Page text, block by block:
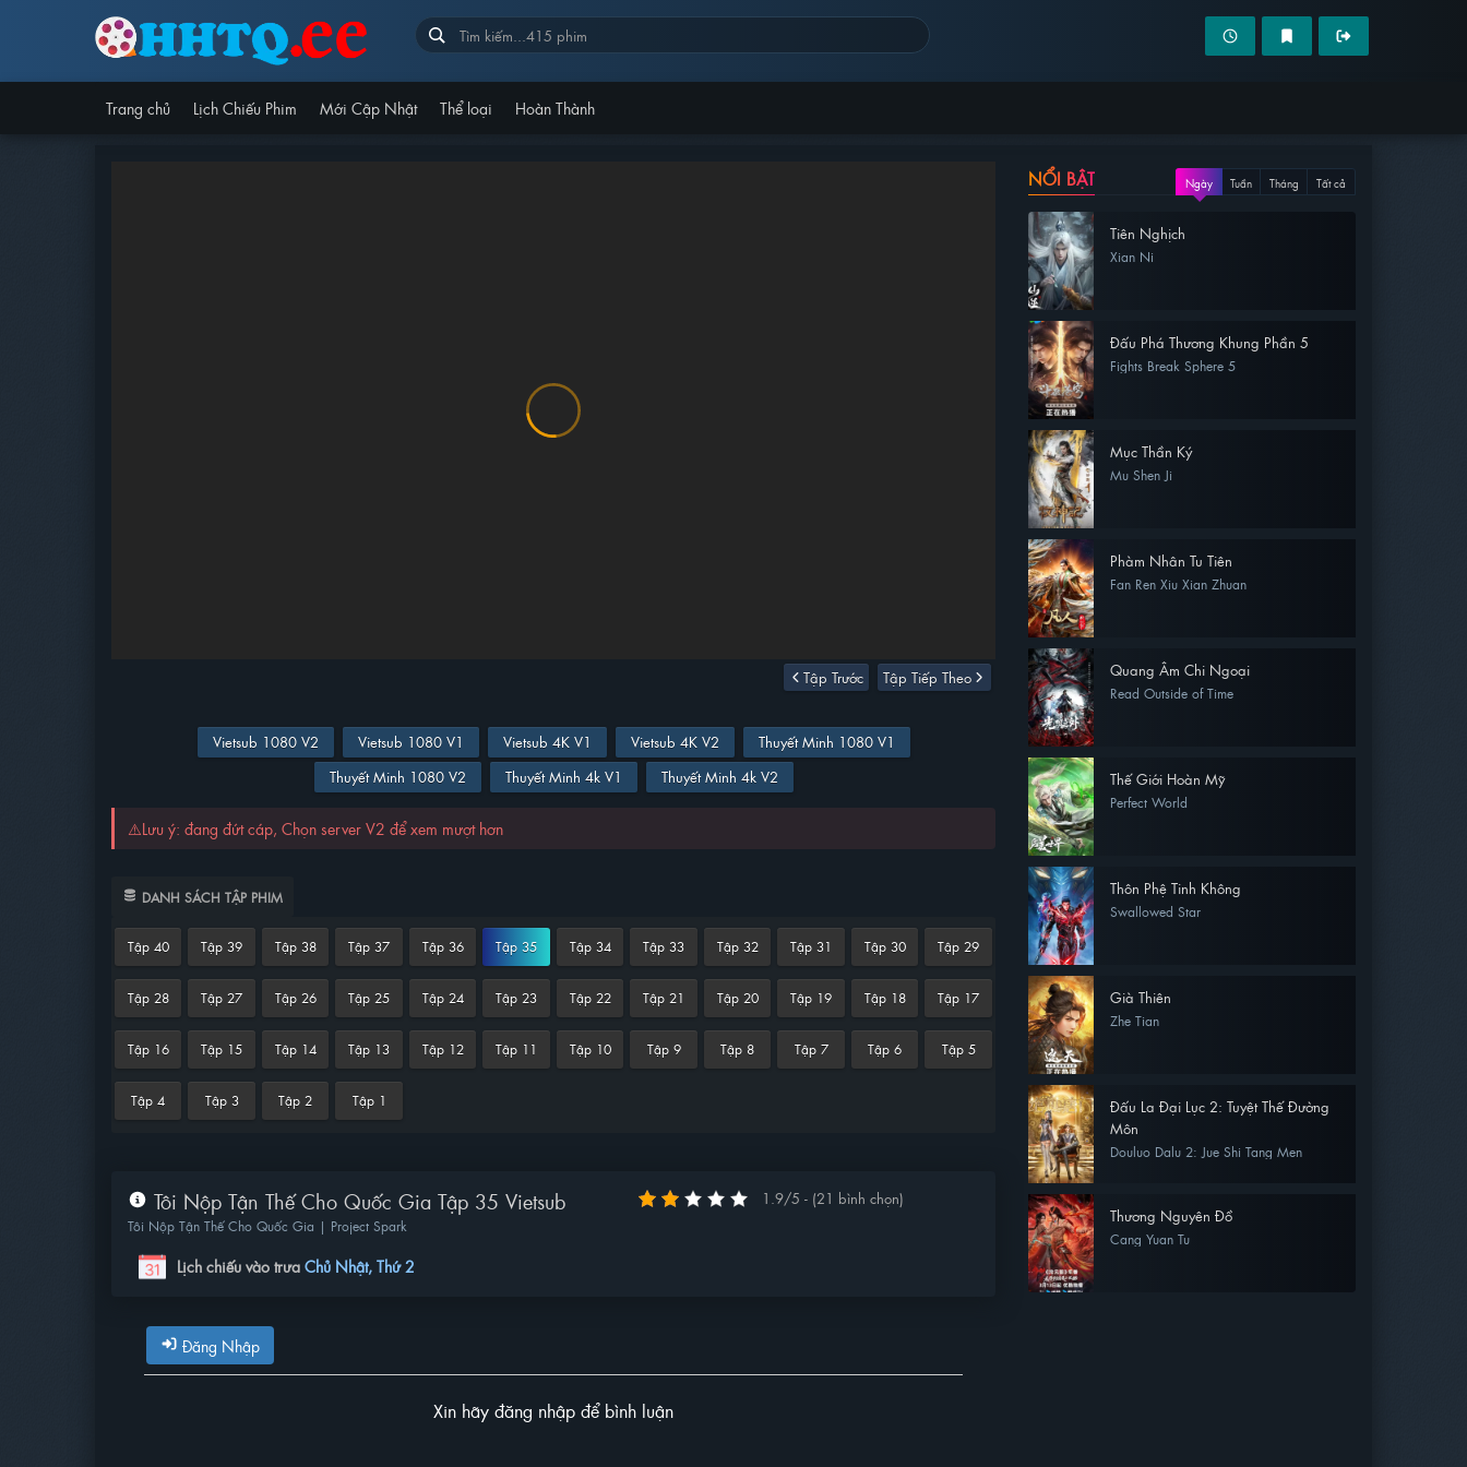
Trang chủ Lịch Chiếu Phim Mới Cập Nhật Thể loại Hoàn Thành
Tập Trước Tập Tiếp Theo
Vietsub 1080 V2 Vietsub 1080 V1 Vietsub 4K V1 Vietsub 4K V2
Thuyết Minh 1080 V1
Thuyết Minh 1080 V2
Thuyết Minh 4k V1 Thuyết Minh 4k V2
⚠️Lưu ý: đang đứt cáp, Chọn server V2 để xem mượt hơn
DANH SÁCH TẬP PHIM
Tập 40 Tập 39 Tập 38 Tập 37 Tập 36 Tập 35 Tập 34 Tập 33 Tập 32 Tập 31 Tập 30 Tập 29
Tập 28 Tập 27 Tập 26 Tập 25 Tập 24 Tập 23 Tập 22 Tập 21 Tập 20 Tập 19 Tập 18 Tập 17
Tập 16 Tập 15 Tập 14 Tập 13 Tập 12 Tập 11 Tập 10 Tập 9 Tập 8 Tập 7 Tập 6 Tập 5
Tập 4 Tập 3 Tập 2 Tập 1
Tôi Nộp Tận Thế Cho Quốc Gia Tập 35 Vietsub
Tôi Nộp Tận Thế Cho Quốc Gia | Project Spark
Lịch chiếu vào trưa Chủ Nhật, Thứ 2
1.9/5 - (21 bình chọn)
Đăng Nhập
Xin hãy đăng nhập để bình luận
NỔI BẬT Ngày Tuần Tháng Tất cả
Tiên Nghịch
Xian Ni
Đấu Phá Thương Khung Phần 5
Fights Break Sphere 5
Mục Thần Ký
Mu Shen Ji
Phàm Nhân Tu Tiên
Fan Ren Xiu Xian Zhuan
Quang Âm Chi Ngoại
Read Outside of Time
Thế Giới Hoàn Mỹ
Perfect World
Thôn Phệ Tinh Không
Swallowed Star
Già Thiên
Zhe Tian
Đấu La Đại Lục 2: Tuyệt Thế Đường
Môn
Douluo Dalu 2: Jue Shi Tang Men
Thương Nguyên Đồ
Cang Yuan Tu